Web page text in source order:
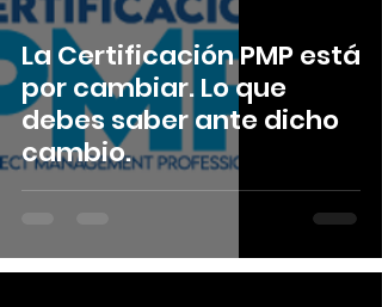
La Certificación PMP está
por cambiar. Lo que
debes saber ante dicho
cambio.